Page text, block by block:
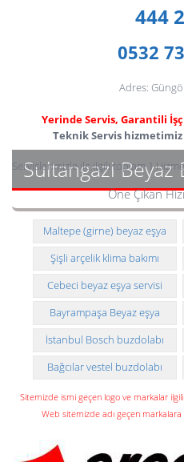
444
0532
Adres:
Yerinde Servis, Garantili
Teknik Servis
Sultangazi Beyaz
Servislerimizle ile ilgili toplam 1
Öne Çıkan
Maltepe (girne) beyaz eşya
servisi
Şişli arçelik klima bakımı
Cebeci beyaz eşya servisi
Bayrampaşa Beyaz eşya
servisimiz
İstanbul Bosch buzdolabı
teknik servisi
Bağcılar vestel buzdolabı
teknik servisi
Sitemizde ismi geçen logo ve markalar ilgili
Web sitemizde adı geçen markalara